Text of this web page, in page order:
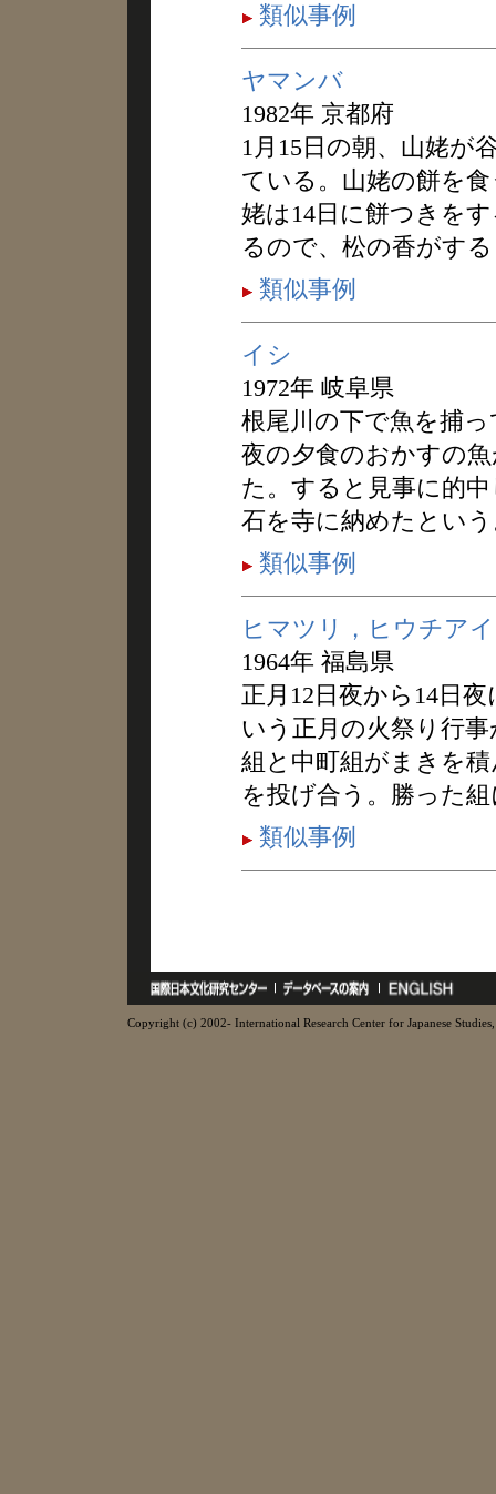
類似事例
ヤマンバ
1982年 京都府
1月15日の朝、山姥が
ている。山姥の餅を
姥は14日に餅つきを
るので、松の香がす
類似事例
イシ
1972年 岐阜県
根尾川の下で魚を捕
夜の夕食のおかすの
た。すると見事に的
石を寺に納めたとい
類似事例
ヒマツリ，ヒウチアイ
1964年 福島県
正月12日夜から14日
いう正月の火祭り行
組と中町組がまきを
を投げ合う。勝った
類似事例
Copyright (c) 2002- International Research Center for Japanese